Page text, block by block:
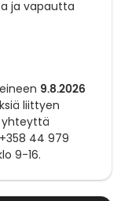
ja vapautta
9.8.2026
liittyen
yhteyttä
44 979
9-16.